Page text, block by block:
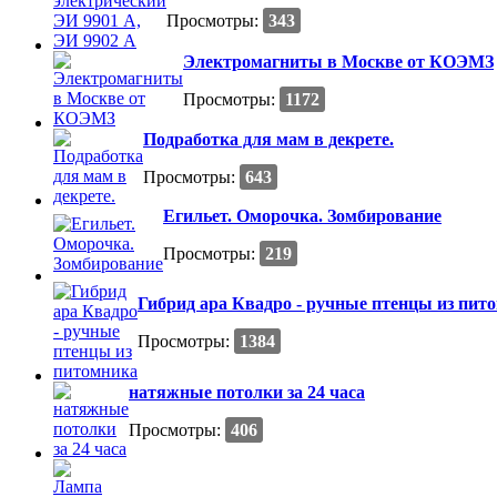
Просмотры: 343
Электромагниты в Москве от КОЭМЗ
Просмотры:
1172
Подработка для мам в декрете.
Просмотры: 643
Егильет. Оморочка. Зомбирование
Просмотры: 219
Гибрид ара Квадро - ручные птенцы из
Просмотры:
1384
натяжные потолки за 24 часа
Просмотры: 406